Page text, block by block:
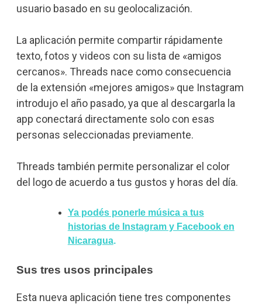
usuario basado en su geolocalización.
La aplicación permite compartir rápidamente
texto, fotos y videos con su lista de «amigos
cercanos». Threads nace como consecuencia
de la extensión «mejores amigos» que Instagram
introdujo el año pasado, ya que al descargarla la
app conectará directamente solo con esas
personas seleccionadas previamente.
Threads también permite personalizar el color
del logo de acuerdo a tus gustos y horas del día.
Ya podés ponerle música a tus
historias de Instagram y Facebook en
Nicaragua.
Sus tres usos principales
Esta nueva aplicación tiene tres componentes